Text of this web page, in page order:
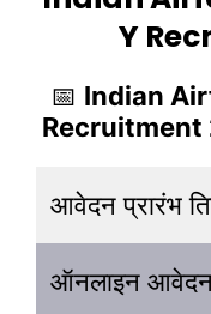
Y
📅 Indian
Recruitment
आवेदन प्रारंभ
ऑनलाइन